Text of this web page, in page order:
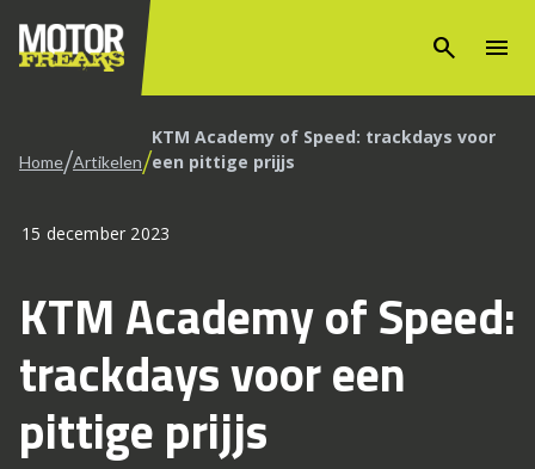
search menu
Home/Artikelen/KTM Academy of Speed: trackdays voor
een pittige prijjs
15 december 2023
KTM Academy of Speed:
trackdays voor een
pittige prijjs